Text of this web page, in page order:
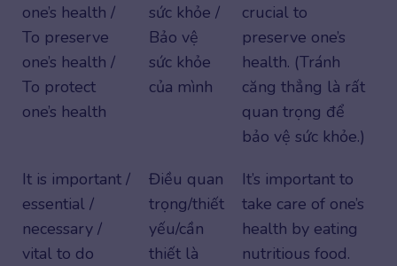
one’s health /
To preserve
one’s health /
To protect
one’s health
sức khỏe /
Bảo vệ
sức khỏe
của mình
crucial to
preserve one’s
health. (Tránh
căng thẳng là rất
quan trọng để
bảo vệ sức khỏe.)
It is important /
essential /
necessary /
vital to do
Điều quan
trọng/thiết
yếu/cần
thiết là
It’s important to
take care of one’s
health by eating
nutritious food.